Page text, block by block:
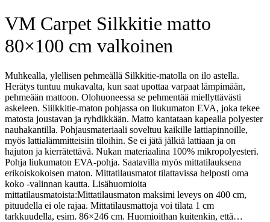
VM Carpet Silkkitie matto
80×100 cm valkoinen
Muhkealla, ylellisen pehmeällä Silkkitie-matolla on ilo astella.
Herätys tuntuu mukavalta, kun saat upottaa varpaat lämpimään,
pehmeään mattoon. Olohuoneessa se pehmentää miellyttävästi
askeleen. Siilkkitie-maton pohjassa on liukumaton EVA, joka tekee
matosta joustavan ja ryhdikkään. Matto kantataan kapealla polyester
nauhakantilla. Pohjausmateriaali soveltuu kaikille lattiapinnoille,
myös lattialämmitteisiin tiloihin. Se ei jätä jälkiä lattiaan ja on
hajuton ja kierrätettävä. Nukan materiaalina 100% mikropolyesteri.
Pohja liukumaton EVA-pohja. Saatavilla myös mittatilauksena
erikoiskokoisen maton. Mittatilausmatot tilattavissa helposti oma
koko -valinnan kautta. Lisähuomioita
mittatilausmatoista:Mittatilausmaton maksimi leveys on 400 cm,
pituudella ei ole rajaa. Mittatilausmattoja voi tilata 1 cm
tarkkuudella, esim. 86×246 cm. Huomioithan kuitenkin, että…